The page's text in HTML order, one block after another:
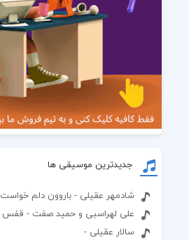
جدیدترین موسیقی ها
شادمهر عقیلی - باروون دلم خواست
علی لهراسبی و حمید صفت - قفس
سالار عقیلی -